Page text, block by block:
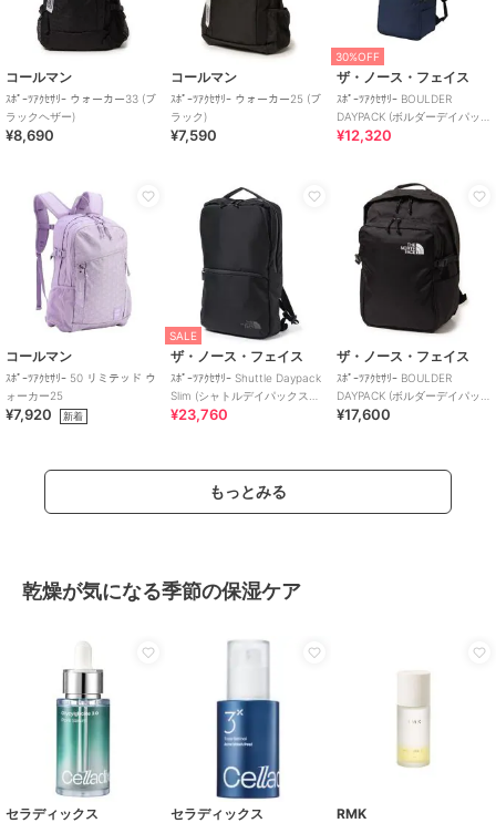
コールマン
ｽﾎﾟｰﾂｱｸｾｻﾘｰ ウォーカー33 (ブ
ラックヘザー)
¥8,690
コールマン
ｽﾎﾟｰﾂｱｸｾｻﾘｰ ウォーカー25 (ブ
ラック)
¥7,590
30%OFF
ザ・ノース・フェイス
ｽﾎﾟｰﾂｱｸｾｻﾘｰ BOULDER
DAYPACK (ボルダーデイパッ
ク)
¥12,320
コールマン
ｽﾎﾟｰﾂｱｸｾｻﾘｰ 50 リミテッド ウ
ォーカー25
¥7,920 新着
SALE
ザ・ノース・フェイス
ｽﾎﾟｰﾂｱｸｾｻﾘｰ Shuttle Daypack
Slim (シャトルデイパックスリ
ム)
¥23,760
ザ・ノース・フェイス
ｽﾎﾟｰﾂｱｸｾｻﾘｰ BOULDER
DAYPACK (ボルダーデイパッ
ク)
¥17,600
もっとみる
乾燥が気になる季節の保湿ケア
セラディックス セラディックス RMK